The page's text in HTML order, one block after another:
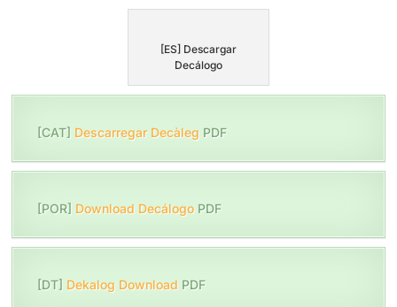
[ES] Descargar
Decálogo
[CAT] Descarregar Decàleg PDF
[POR] Download DecálogoPDF
[DT] Dekalog Download PDF